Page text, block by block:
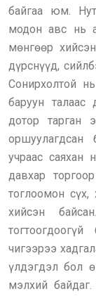
байгаа юм.
модон авс нь
мөнгөөр
дүрснүүд,
Сонирхолтой
баруун
дотор тарган
оршуулагдсан
учраас
давхар
тоглоомон сүх,
хийсэн
чигээрээ
үлдэгдэл бол
мэлхий